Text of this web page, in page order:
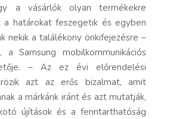
a vásárlók olyan termékekre
a határokat feszegetik és egyben
nekik a találékony önkifejezésre –
Samsung mobilkommunikációs
– Az ez évi előrendelési
azt az erős bizalmat, amit
a márkánk iránt és azt mutatják,
újítások és a fenntarthatóság